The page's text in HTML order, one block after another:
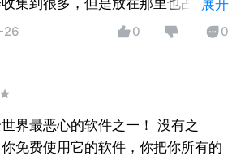
法得到有效的整理，而在我看来，
很好很完善，很方便有用的时候搜
展开
26 0 0
界最恶心的软件之一！ 没有之
免费使用它的软件，你把你所有的